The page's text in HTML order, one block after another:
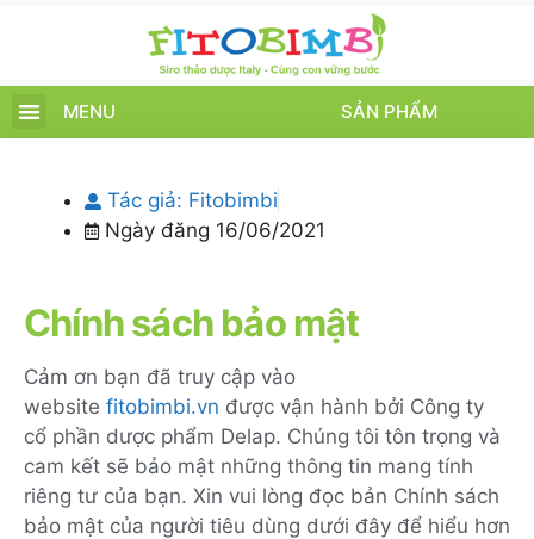
MENU SẢN PHẨM
Tác giả: Fitobimbi
Ngày đăng 16/06/2021
Chính sách bảo mật
Cảm ơn bạn đã truy cập vào
website fitobimbi.vn được vận hành bởi Công ty
cổ phần dược phẩm Delap. Chúng tôi tôn trọng và
cam kết sẽ bảo mật những thông tin mang tính
riêng tư của bạn. Xin vui lòng đọc bản Chính sách
bảo mật của người tiêu dùng dưới đây để hiểu hơn